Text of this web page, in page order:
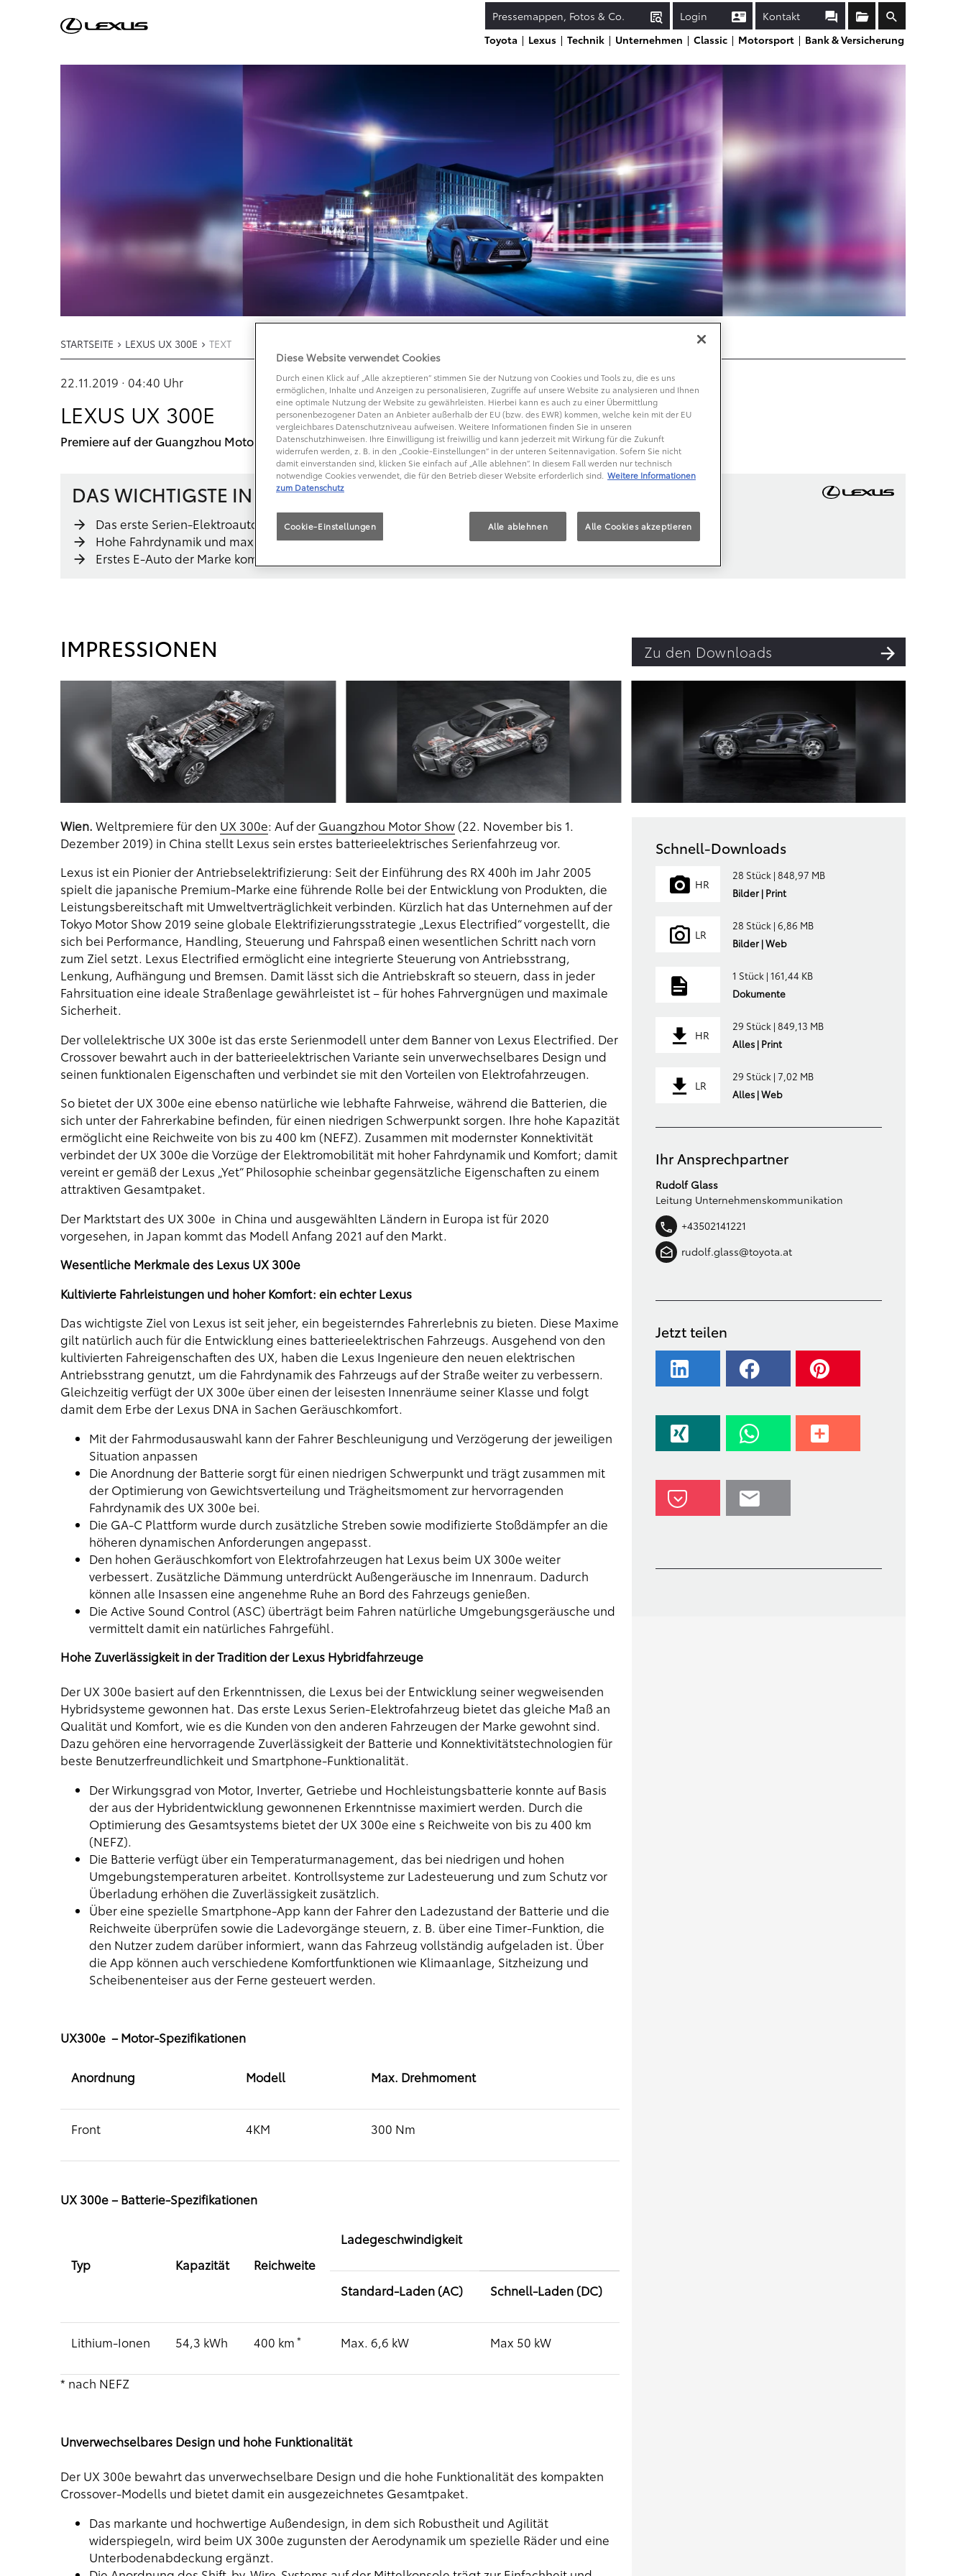
Pressemappen, Fotos & Co. Login Kontakt Sammelmappe
Suche
Toyota
Lexus Technik Unternehmen Classic Motorsport Bank & Versicherung
STARTSEITE LEXUS UX 300E TEXT
22.11.2019 · 04:40 Uhr
LEXUS UX 300E
Premiere auf der Guangzhou Motor Show
DAS WICHTIGSTE IN KÜRZE
Das erste Serien-Elektroauto von Lexus
Hohe Fahrdynamik und maximaler Komfort
Erstes E-Auto der Marke kommt 2020 auf den Markt
IMPRESSIONEN Zu den Downloads
Wien. Weltpremiere für den UX 300e: Auf der Guangzhou Motor Show(22. November bis 1.
Dezember 2019) in China stellt Lexus sein erstes batterieelektrisches Serienfahrzeug vor.
Lexus ist ein Pionier der Antriebselektrifizierung: Seit der Einführung des RX 400h im Jahr 2005
spielt die japanische Premium-Marke eine führende Rolle bei der Entwicklung von Produkten, die
Leistungsbereitschaft mit Umweltverträglichkeit verbinden. Kürzlich hat das Unternehmen auf der
Tokyo Motor Show 2019 seine globale Elektrifizierungsstrategie „Lexus Electrified“ vorgestellt, die
sich bei Performance, Handling, Steuerung und Fahrspaß einen wesentlichen Schritt nach vorn
zum Ziel setzt. Lexus Electrified ermöglicht eine integrierte Steuerung von Antriebsstrang,
Lenkung, Aufhängung und Bremsen. Damit lässt sich die Antriebskraft so steuern, dass in jeder
Fahrsituation eine ideale Straßenlage gewährleistet ist – für hohes Fahrvergnügen und maximale
Sicherheit.
Der vollelektrische UX 300e ist das erste Serienmodell unter dem Banner von Lexus Electrified. Der
Crossover bewahrt auch in der batterieelektrischen Variante sein unverwechselbares Design und
seinen funktionalen Eigenschaften und verbindet sie mit den Vorteilen von Elektrofahrzeugen.
So bietet der UX 300e eine ebenso natürliche wie lebhafte Fahrweise, während die Batterien, die
sich unter der Fahrerkabine befinden, für einen niedrigen Schwerpunkt sorgen. Ihre hohe Kapazität
ermöglicht eine Reichweite von bis zu 400 km (NEFZ). Zusammen mit modernster Konnektivität
verbindet der UX 300e die Vorzüge der Elektromobilität mit hoher Fahrdynamik und Komfort; damit
vereint er gemäß der Lexus „Yet“ Philosophie scheinbar gegensätzliche Eigenschaften zu einem
attraktiven Gesamtpaket.
Der Marktstart des UX 300e in China und ausgewählten Ländern in Europa ist für 2020
vorgesehen, in Japan kommt das Modell Anfang 2021 auf den Markt.
Wesentliche Merkmale des Lexus UX 300e
Kultivierte Fahrleistungen und hoher Komfort: ein echter Lexus
Das wichtigste Ziel von Lexus ist seit jeher, ein begeisterndes Fahrerlebnis zu bieten. Diese Maxime
gilt natürlich auch für die Entwicklung eines batterieelektrischen Fahrzeugs. Ausgehend von den
kultivierten Fahreigenschaften des UX, haben die Lexus Ingenieure den neuen elektrischen
Antriebsstrang genutzt, um die Fahrdynamik des Fahrzeugs auf der Straße weiter zu verbessern.
Gleichzeitig verfügt der UX 300e über einen der leisesten Innenräume seiner Klasse und folgt
damit dem Erbe der Lexus DNA in Sachen Geräuschkomfort.
Mit der Fahrmodusauswahl kann der Fahrer Beschleunigung und Verzögerung der jeweiligen
Situation anpassen
Die Anordnung der Batterie sorgt für einen niedrigen Schwerpunkt und trägt zusammen mit
der Optimierung von Gewichtsverteilung und Trägheitsmoment zur hervorragenden
Fahrdynamik des UX 300e bei.
Die GA-C Plattform wurde durch zusätzliche Streben sowie modifizierte Stoßdämpfer an die
höheren dynamischen Anforderungen angepasst.
Den hohen Geräuschkomfort von Elektrofahrzeugen hat Lexus beim UX 300e weiter
verbessert. Zusätzliche Dämmung unterdrückt Außengeräusche im Innenraum. Dadurch
können alle Insassen eine angenehme Ruhe an Bord des Fahrzeugs genießen.
Die Active Sound Control (ASC) überträgt beim Fahren natürliche Umgebungsgeräusche und
vermittelt damit ein natürliches Fahrgefühl.
Hohe Zuverlässigkeit in der Tradition der Lexus Hybridfahrzeuge
Der UX 300e basiert auf den Erkenntnissen, die Lexus bei der Entwicklung seiner wegweisenden
Hybridsysteme gewonnen hat. Das erste Lexus Serien-Elektrofahrzeug bietet das gleiche Maß an
Qualität und Komfort, wie es die Kunden von den anderen Fahrzeugen der Marke gewohnt sind.
Dazu gehören eine hervorragende Zuverlässigkeit der Batterie und Konnektivitätstechnologien für
beste Benutzerfreundlichkeit und Smartphone-Funktionalität.
Der Wirkungsgrad von Motor, Inverter, Getriebe und Hochleistungsbatterie konnte auf Basis
der aus der Hybridentwicklung gewonnenen Erkenntnisse maximiert werden. Durch die
Optimierung des Gesamtsystems bietet der UX 300e eine s Reichweite von bis zu 400 km
(NEFZ).
Die Batterie verfügt über ein Temperaturmanagement, das bei niedrigen und hohen
Umgebungstemperaturen arbeitet. Kontrollsysteme zur Ladesteuerung und zum Schutz vor
Überladung erhöhen die Zuverlässigkeit zusätzlich.
Über eine spezielle Smartphone-App kann der Fahrer den Ladezustand der Batterie und die
Reichweite überprüfen sowie die Ladevorgänge steuern, z. B. über eine Timer-Funktion, die
den Nutzer zudem darüber informiert, wann das Fahrzeug vollständig aufgeladen ist. Über
die App können auch verschiedene Komfortfunktionen wie Klimaanlage, Sitzheizung und
Scheibenenteiser aus der Ferne gesteuert werden.
UX300e – Motor-Spezifikationen
Anordnung Modell Max. Drehmoment
Front 4KM 300 Nm
UX 300e – Batterie-Spezifikationen
Typ Kapazität Reichweite
Ladegeschwindigkeit
Standard-Laden (AC) Schnell-Laden (DC)
Lithium-Ionen 54,3 kWh 400 km ＊ Max. 6,6 kW Max 50 kW
* nach NEFZ
Unverwechselbares Design und hohe Funktionalität
Der UX 300e bewahrt das unverwechselbare Design und die hohe Funktionalität des kompakten
Crossover-Modells und bietet damit ein ausgezeichnetes Gesamtpaket.
Das markante und hochwertige Außendesign, in dem sich Robustheit und Agilität
widerspiegeln, wird beim UX 300e zugunsten der Aerodynamik um spezielle Räder und eine
Unterbodenabdeckung ergänzt.
Schnell-Downloads
HR
28 Stück | 848,97 MB
Bilder | Print
LR
28 Stück | 6,86 MB
Bilder | Web
1 Stück | 161,44 KB
Dokumente
HR
29 Stück | 849,13 MB
Alles | Print
LR
29 Stück | 7,02 MB
Alles | Web
Ihr Ansprechpartner
Rudolf Glass
Leitung Unternehmenskommunikation
+43502141221
rudolf.glass@toyota.at
Jetzt teilen
Diese Website verwendet Cookies
Durch einen Klick auf „Alle akzeptieren“ stimmen Sie der Nutzung von Cookies und Tools zu, die es uns
ermöglichen, Inhalte und Anzeigen zu personalisieren, Zugriffe auf unsere Website zu analysieren und Ihnen
eine optimale Nutzung der Website zu gewährleisten. Hierbei kann es auch zu einer Übermittlung
personenbezogener Daten an Anbieter außerhalb der EU (bzw. des EWR) kommen, welche kein mit der EU
vergleichbares Datenschutzniveau aufweisen. Weitere Informationen finden Sie in unseren
Datenschutzhinweisen. Ihre Einwilligung ist freiwillig und kann jederzeit mit Wirkung für die Zukunft
widerrufen werden, z. B. in den „Cookie-Einstellungen“ in der unteren Seitennavigation. Sofern Sie nicht
damit einverstanden sind, klicken Sie einfach auf „Alle ablehnen“. In diesem Fall werden nur technisch
notwendige Cookies verwendet, die für den Betrieb dieser Website erforderlich sind. Weitere Informationen
zum Datenschutz
Alle ablehnen Alle Cookies akzeptieren
Cookie-Einstellungen